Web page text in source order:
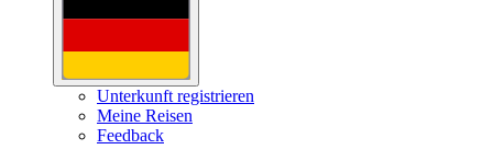
Unterkunft registrieren
Meine Reisen
Feedback